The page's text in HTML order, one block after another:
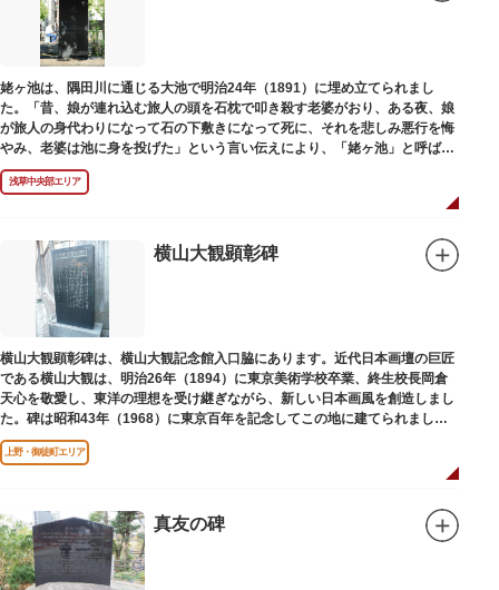
姥ヶ池は、隅田川に通じる大池で明治24年（1891）に埋め立てられまし
た。「昔、娘が連れ込む旅人の頭を石枕で叩き殺す老婆がおり、ある夜、娘
が旅人の身代わりになって石の下敷きになって死に、それを悲しみ悪行を悔
やみ、老婆は池に身を投げた」という言い伝えにより、「姥ヶ池」と呼ばれ
ていました。その碑は花川戸公園内にあります。
浅草中央部エリア
横山大観顕彰碑
横山大観顕彰碑は、横山大観記念館入口脇にあります。近代日本画壇の巨匠
である横山大観は、明治26年（1894）に東京美術学校卒業、終生校長岡倉
天心を敬愛し、東洋の理想を受け継ぎながら、新しい日本画風を創造しまし
た。碑は昭和43年（1968）に東京百年を記念してこの地に建てられまし
た。
上野・御徒町エリア
真友の碑